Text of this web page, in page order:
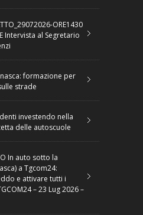
ORE1430
Intervista al Segretario
formazione per
strade
investendo nella
delle autoscuole
In auto sotto la
a Tgcom24:
e attivare tutti i
– 23 Lug 2026 –